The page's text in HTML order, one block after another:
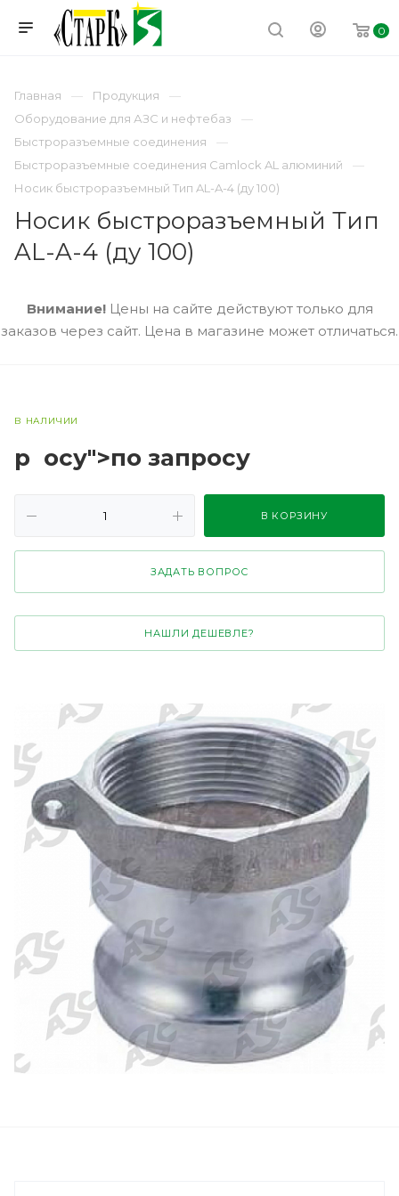
0
Главная
Продукция
Оборудование для АЗС и нефтебаз
Быстроразъемные соединения
Быстроразъемные соединения Camlock AL алюминий
Носик быстроразъемный Тип AL-A-4 (ду 100)
Носик быстроразъемный Тип
AL-A-4 (ду 100)
Внимание!Цены на сайте действуют только для
заказов через сайт. Цена в магазине может отличаться.
В НАЛИЧИИ
р осу">по запросу
В КОРЗИНУ
ЗАДАТЬ ВОПРОС
НАШЛИ ДЕШЕВЛЕ?